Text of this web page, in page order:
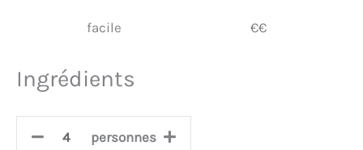
facile €€
Ingrédients
personnes